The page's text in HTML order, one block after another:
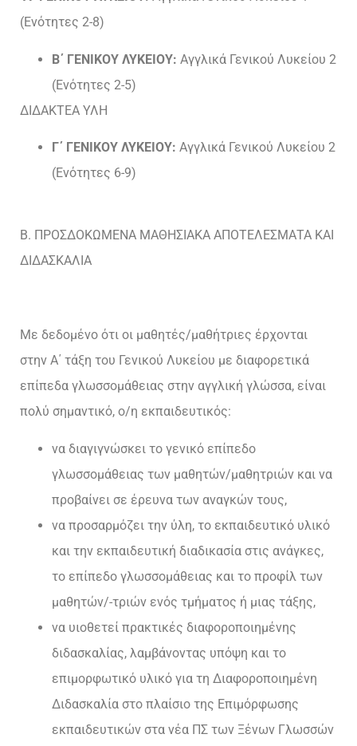
(Ενότητες 2-8)
Β΄ ΓΕΝΙΚΟΥ ΛΥΚΕΙΟΥ: Αγγλικά Γενικού Λυκείου 2
(Ενότητες 2-5)
ΔΙΔΑΚΤΕΑ ΥΛΗ
Γ΄ ΓΕΝΙΚΟΥ ΛΥΚΕΙΟΥ: Αγγλικά Γενικού Λυκείου 2
(Ενότητες 6-9)
Β. ΠΡΟΣΔΟΚΩΜΕΝΑ ΜΑΘΗΣΙΑΚΑ ΑΠΟΤΕΛΕΣΜΑΤΑ ΚΑΙ
ΔΙΔΑΣΚΑΛΙΑ
Με δεδομένο ότι οι μαθητές/μαθήτριες έρχονται
στην Α΄ τάξη του Γενικού Λυκείου με διαφορετικά
επίπεδα γλωσσομάθειας στην αγγλική γλώσσα, είναι
πολύ σημαντικό, ο/η εκπαιδευτικός:
να διαγιγνώσκει το γενικό επίπεδο
γλωσσομάθειας των μαθητών/μαθητριών και να
προβαίνει σε έρευνα των αναγκών τους,
να προσαρμόζει την ύλη, το εκπαιδευτικό υλικό
και την εκπαιδευτική διαδικασία στις ανάγκες,
το επίπεδο γλωσσομάθειας και το προφίλ των
μαθητών/-τριών ενός τμήματος ή μιας τάξης,
να υιοθετεί πρακτικές διαφοροποιημένης
διδασκαλίας, λαμβάνοντας υπόψη και το
επιμορφωτικό υλικό για τη Διαφοροποιημένη
Διδασκαλία στο πλαίσιο της Επιμόρφωσης
εκπαιδευτικών στα νέα ΠΣ των Ξένων Γλωσσών